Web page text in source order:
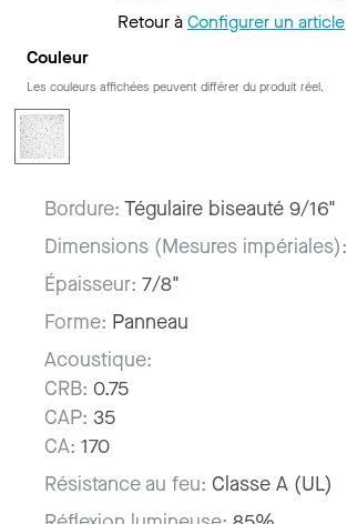
Retour àConfigurer un article
Couleur
Les couleurs affichées peuvent différer du produit réel.
Bordure: Tégulaire biseauté 9/16"
Dimensions (Mesures impériales):
Épaisseur: 7/8"
Forme: Panneau
Acoustique:
CRB: 0.75
CAP: 35
CA: 170
Résistance au feu: Classe A (UL)